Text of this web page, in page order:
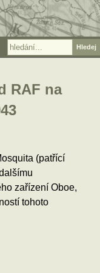
RAF na
(patřící
zařízení Oboe,
tohoto